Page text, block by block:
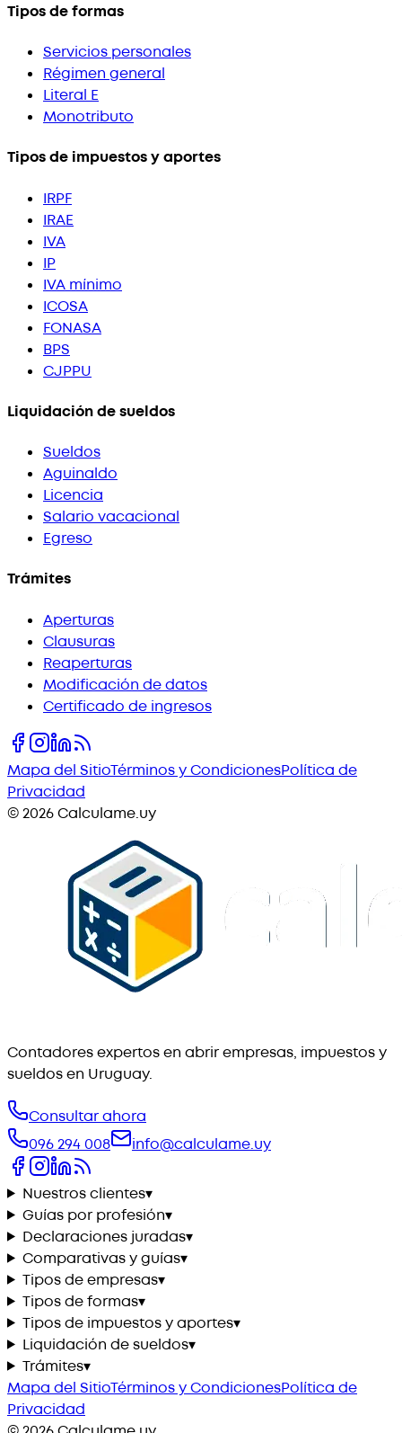
Tipos de formas
Servicios personales
Régimen general
Literal E
Monotributo
Tipos de impuestos y aportes
IRPF
IRAE
IVA
IP
IVA mínimo
ICOSA
FONASA
BPS
CJPPU
Liquidación de sueldos
Sueldos
Aguinaldo
Licencia
Salario vacacional
Egreso
Trámites
Aperturas
Clausuras
Reaperturas
Modificación de datos
Certificado de ingresos
Mapa del SitioTérminos y CondicionesPolítica de
Privacidad
©2026Calculame.uy
Contadores expertos en abrir empresas, impuestos y
sueldos en Uruguay.
Consultar ahora
096 294 008
info@calculame.uy
Nuestros clientes▾
Guías por profesión▾
Declaraciones juradas▾
Comparativas y guías▾
Tipos de empresas▾
Tipos de formas▾
Tipos de impuestos y aportes▾
Liquidación de sueldos▾
Trámites▾
Mapa del SitioTérminos y CondicionesPolítica de
Privacidad